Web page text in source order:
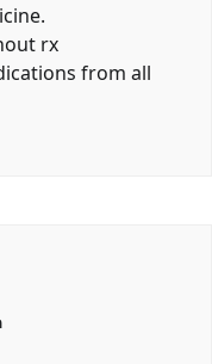
rx
from all